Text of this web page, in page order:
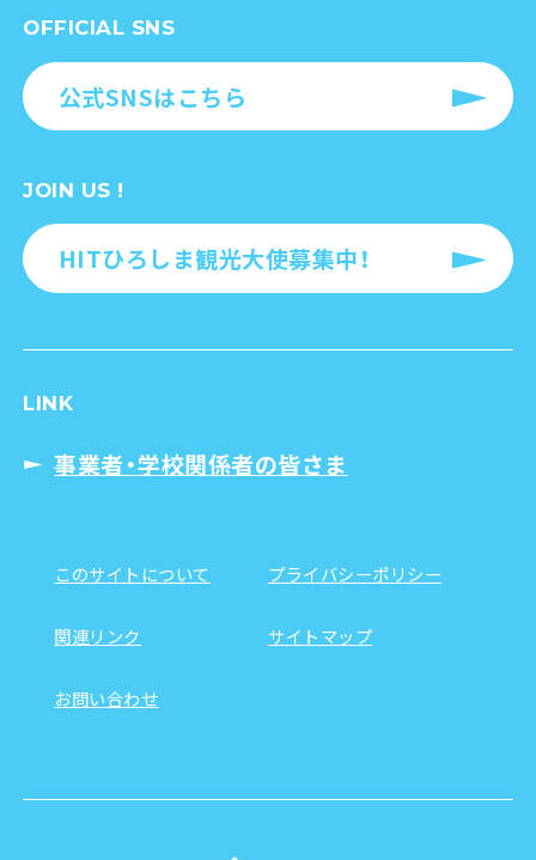
OFFICIAL SNS
公式SNSはこちら
JOIN US !
HITひろしま観光大使募集中！
LINK
事業者・学校関係者の皆さま
このサイトについて プライバシーポリシー
関連リンク サイトマップ
お問い合わせ